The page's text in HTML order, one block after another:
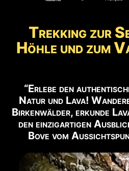
⚠️ ZUGANG ZUM GIPFEL
Nur mit autorisiertem
Live-Webcam ansehen →
✅ EMPFOHLENE AUSFLÜGE FÜR
verfügbaren Ausflüge:
Trekking zur
Höhle und zum
“Erlebe den
Natur und Lava!
Birkenwälder, erkunde
den einzigartigen
Bove vom